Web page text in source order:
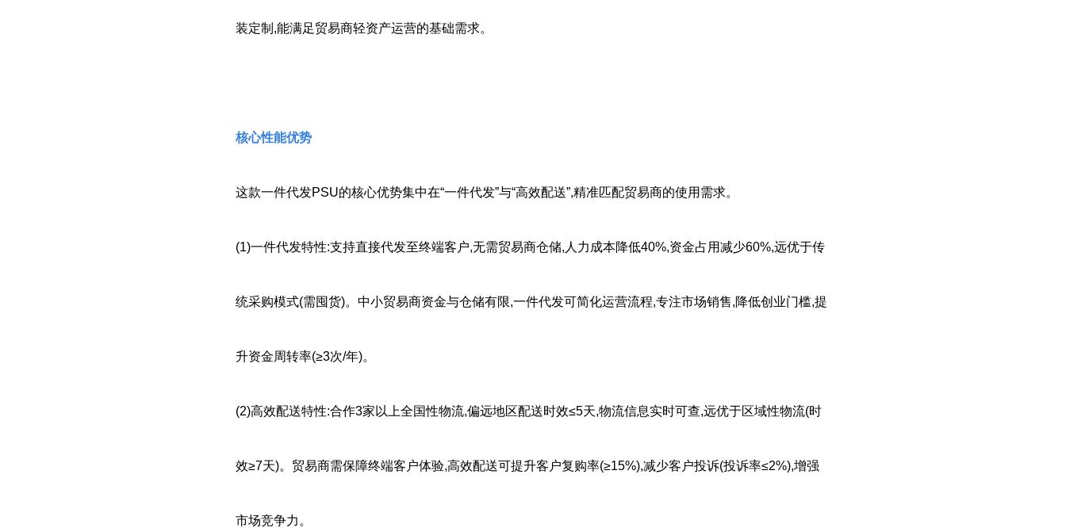
装定制,能满足贸易商轻资产运营的基础需求。
核心性能优势
这款一件代发PSU的核心优势集中在“一件代发”与“高效配送”,精准匹配贸易商的使用需求。
(1)一件代发特性:支持直接代发至终端客户,无需贸易商仓储,人力成本降低40%,资金占用减少60%,远优于传
统采购模式(需囤货)。中小贸易商资金与仓储有限,一件代发可简化运营流程,专注市场销售,降低创业门槛,提
升资金周转率(≥3次/年)。
(2)高效配送特性:合作3家以上全国性物流,偏远地区配送时效≤5天,物流信息实时可查,远优于区域性物流(时
效≥7天)。贸易商需保障终端客户体验,高效配送可提升客户复购率(≥15%),减少客户投诉(投诉率≤2%),增强
市场竞争力。